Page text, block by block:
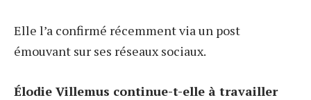
Elle l’a confirmé récemment via un post
émouvant sur ses réseaux sociaux.
Élodie Villemus continue-t-elle à travailler